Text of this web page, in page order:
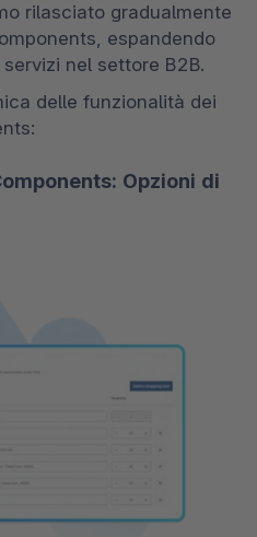
rilasciato gradualmente
espandendo
nel settore B2B.
delle funzionalità dei
Opzioni di